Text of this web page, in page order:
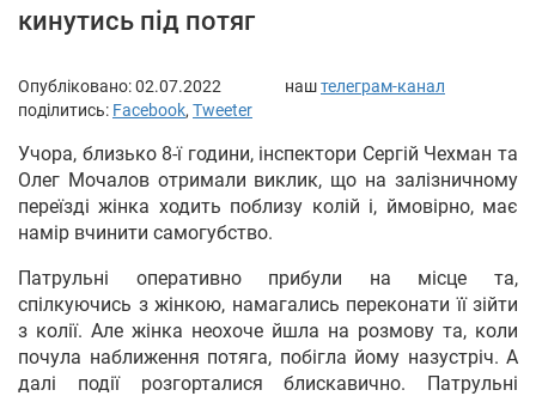
кинутись під потяг
Опубліковано:02.07.2022 наштелеграм-канал
поділитись: Facebook, Tweeter
Учора, близько 8-ї години, інспектори Сергій Чехман та
Олег Мочалов отримали виклик, що на залізничному
переїзді жінка ходить поблизу колій і, ймовірно, має
намір вчинити самогубство.
Патрульні оперативно прибули на місце та,
спілкуючись з жінкою, намагались переконати її зійти
з колії. Але жінка неохоче йшла на розмову та, коли
почула наближення потяга, побігла йому назустріч. А
далі події розгорталися блискавично. Патрульні